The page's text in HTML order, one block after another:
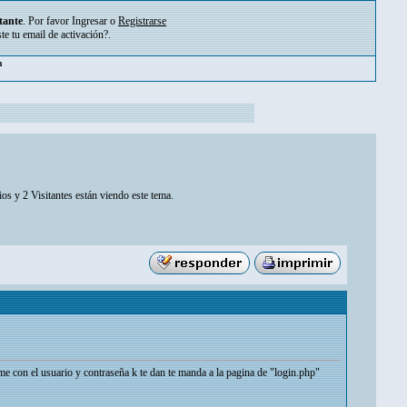
. Por favor Ingresar o Registrarse
tu email de activación?.
y 2 Visitantes están viendo este tema.
con el usuario y contraseña k te dan te manda a la pagina de "login.php"